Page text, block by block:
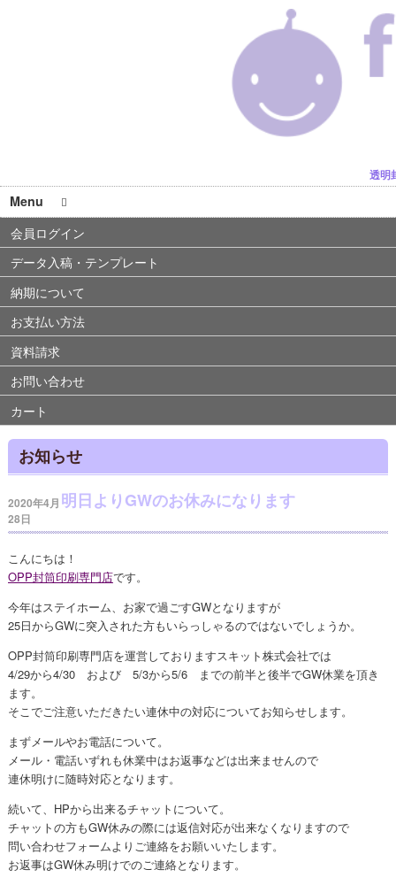
透明
Menu
会員ログイン
データ入稿・テンプレート
納期について
お支払い方法
資料請求
お問い合わせ
カート
お知らせ
明日よりGWのお休みになります
2020年4月
28日
こんにちは！
OPP封筒印刷専門店です。
今年はステイホーム、お家で過ごすGWとなりますが
25日からGWに突入された方もいらっしゃるのではないでしょうか。
OPP封筒印刷専門店を運営しておりますスキット株式会社では
4/29から4/30 および 5/3から5/6 までの前半と後半でGW休業を頂き
ます。
そこでご注意いただきたい連休中の対応についてお知らせします。
まずメールやお電話について。
メール・電話いずれも休業中はお返事などは出来ませんので
連休明けに随時対応となります。
続いて、HPから出来るチャットについて。
チャットの方もGW休みの際には返信対応が出来なくなりますので
問い合わせフォームよりご連絡をお願いいたします。
お返事はGW休み明けでのご連絡となります。